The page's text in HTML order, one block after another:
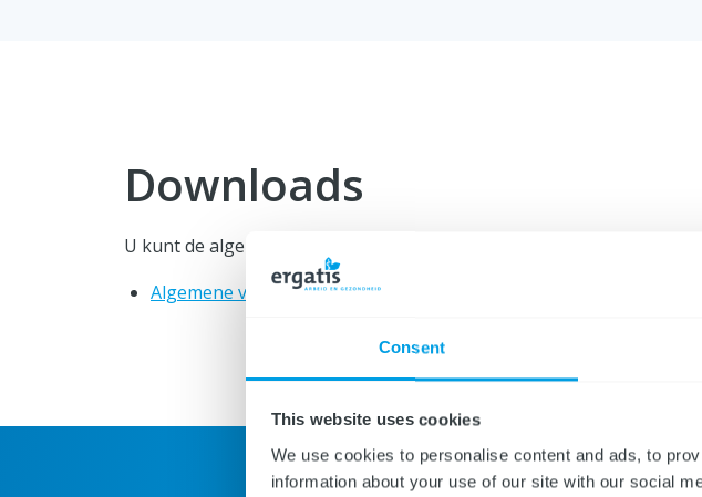
Consent
This website uses cookies
We use cookies to personalise content and ads, to
information about your use of our site with our social
Downloads
U kunt de algemene voorwaarden van Ergatis downloaden via
Algemene voorwaarden Ergatis